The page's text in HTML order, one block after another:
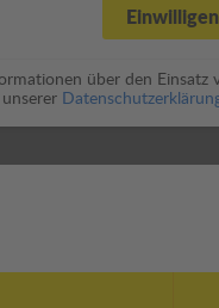
Einwilligen
über den Einsatz